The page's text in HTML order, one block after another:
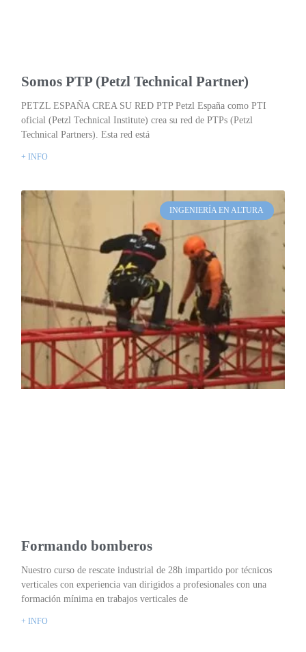
Somos PTP (Petzl Technical Partner)
PETZL ESPAÑA CREA SU RED PTP Petzl España como PTI
oficial (Petzl Technical Institute) crea su red de PTPs (Petzl
Technical Partners). Esta red está
+ INFO
INGENIERÍA EN ALTURA
Formando bomberos
Nuestro curso de rescate industrial de 28h impartido por técnicos
verticales con experiencia van dirigidos a profesionales con una
formación mínima en trabajos verticales de
+ INFO